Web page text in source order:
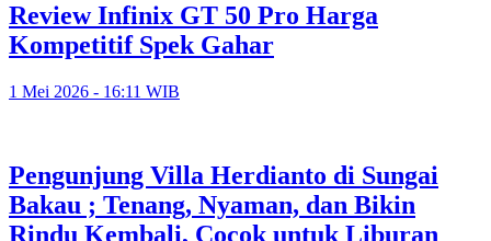
Review Infinix GT 50 Pro Harga
Kompetitif Spek Gahar
1 Mei 2026 - 16:11 WIB
Pengunjung Villa Herdianto di Sungai
Bakau ; Tenang, Nyaman, dan Bikin
Rindu Kembali, Cocok untuk Liburan